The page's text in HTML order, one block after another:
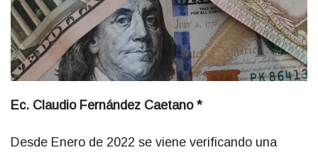
Ec. Claudio Fernández Caetano *
Desde Enero de 2022 se viene verificando una